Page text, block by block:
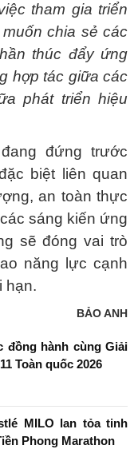
tham gia triển
chia sẻ các
thúc đẩy ứng
hợp tác giữa các
phát triển hiệu
đứng trước
biệt liên quan
an toàn thực
sáng kiến ứng
sẽ đóng vai trò
năng lực cạnh
hạn.
BẢO ANH
đồng hành cùng Giải
Toàn quốc 2026
MILO lan tỏa tinh
Phong Marathon